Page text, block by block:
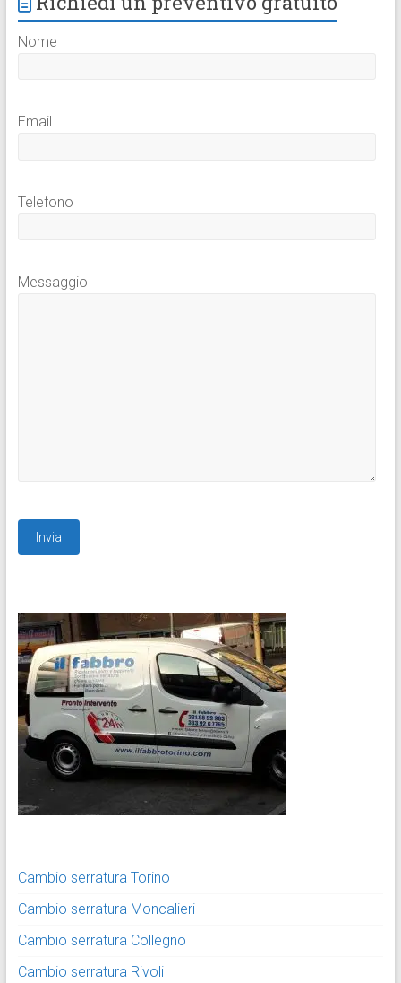
Nome
Email
Telefono
Messaggio
Cambio serratura Torino
Cambio serratura Moncalieri
Cambio serratura Collegno
Cambio serratura Rivoli